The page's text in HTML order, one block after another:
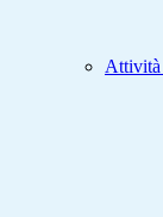
Attività